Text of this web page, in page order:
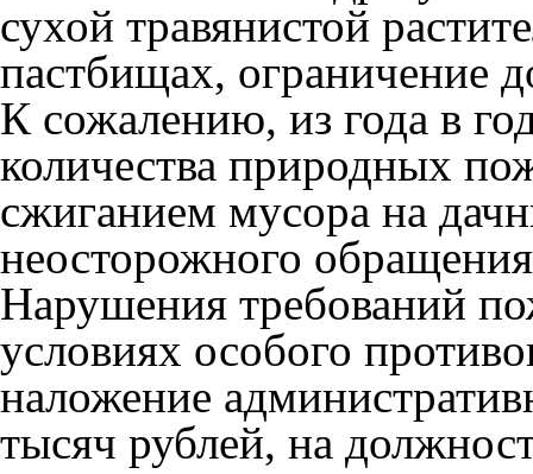
сухой травянистой
пастбищах, ограничение
К сожалению, из года в
количества природных
сжиганием мусора на
неосторожного
Нарушения требований
условиях особого
наложение
тысяч рублей, на